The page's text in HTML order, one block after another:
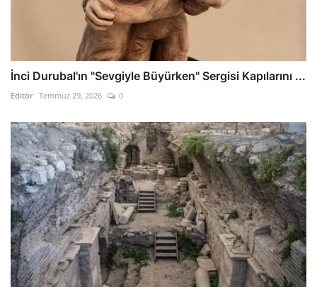
İnci Durubal'ın "Sevgiyle Büyürken" Sergisi Kapılarını ...
Editör Temmuz 29, 2026 0